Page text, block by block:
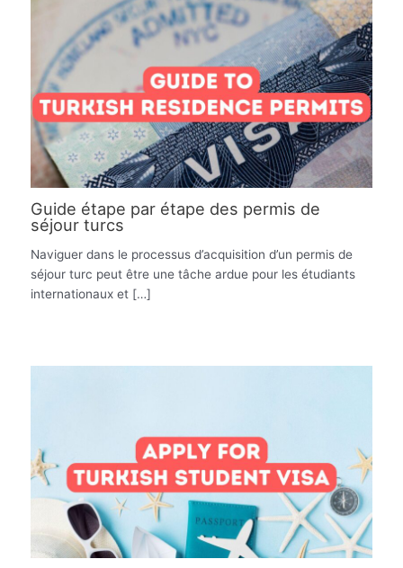
Guide étape par étape des permis de
séjour turcs
Naviguer dans le processus d’acquisition d’un permis de
séjour turc peut être une tâche ardue pour les étudiants
internationaux et […]